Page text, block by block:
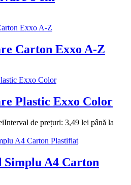
Carton Exxo A-Z
Plastic Exxo Color
Interval de prețuri: 3,49 lei până la
Simplu A4 Carton